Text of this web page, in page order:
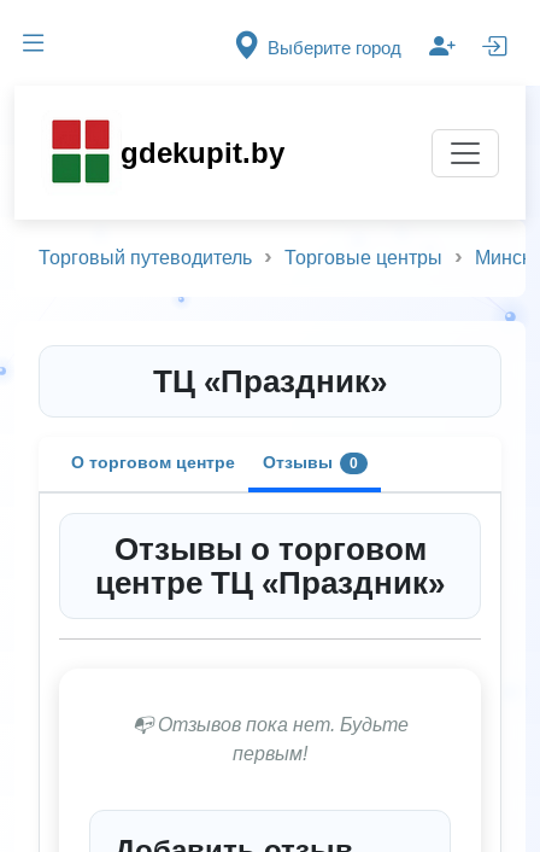
Выберите город
gdekupit.by
Торговый путеводитель Торговые центры Минск
ТЦ «Праздник»
О торговом центре Отзывы 0
Отзывы о торговом
центре ТЦ «Праздник»
📭 Отзывов пока нет. Будьте
первым!